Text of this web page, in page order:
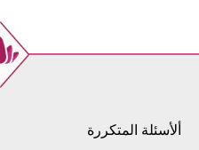
ألأسئلة المتكررة